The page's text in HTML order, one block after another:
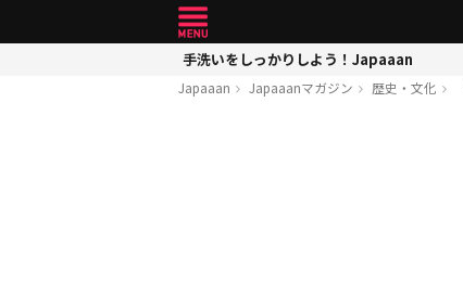
手洗いをしっかりしよう！Japaaan
Japaaan Japaaanマガジン 歴史・文化